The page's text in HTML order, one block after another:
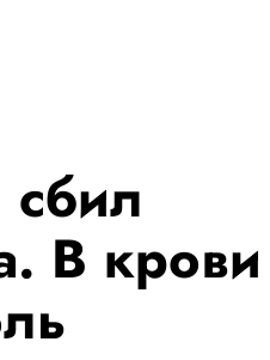
В крови